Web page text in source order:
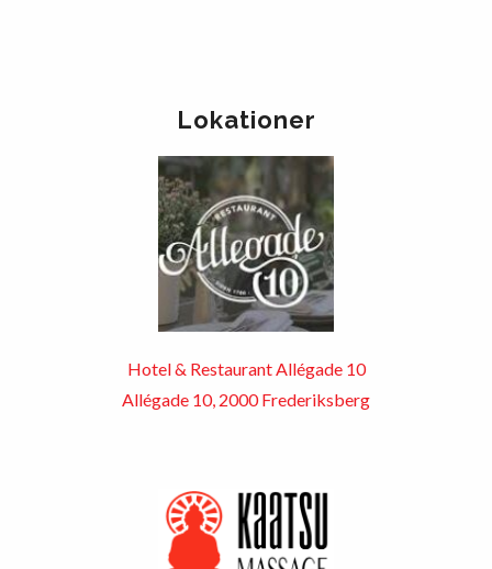
Lokationer
Hotel & Restaurant Allégade 10
Allégade 10, 2000 Frederiksberg